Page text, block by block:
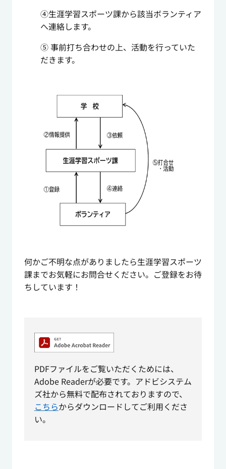
④生涯学習スポーツ課から該当ボランティア
へ連絡します。
⑤ 事前打ち合わせの上、活動を行っていた
だきます。
何かご不明な点がありましたら生涯学習スポーツ
課までお気軽にお問合せください。ご登録をお待
ちしています！
PDFファイルをご覧いただくためには、
Adobe Readerが必要です。アドビシステム
ズ社から無料で配布されておりますので、
こちらからダウンロードしてご利用くださ
い。